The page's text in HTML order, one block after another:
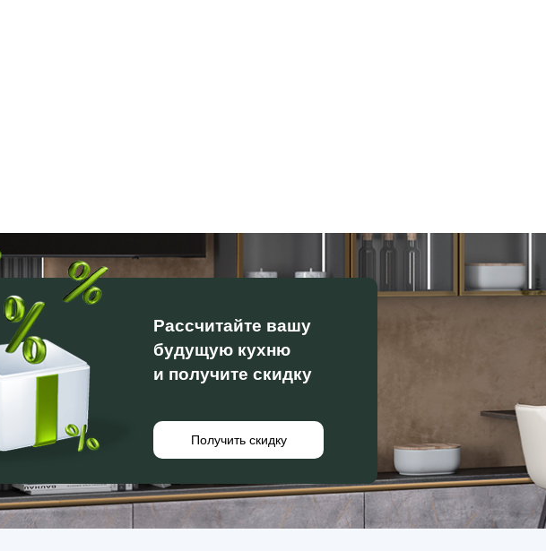
Рассчитайте вашу
будущую кухню
и получите скидку
Получить скидку